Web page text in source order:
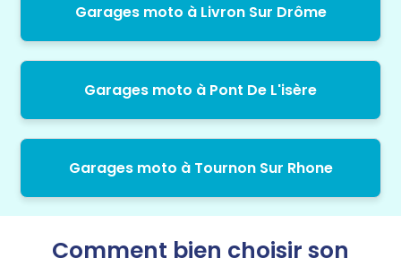
Garages moto à Livron Sur Drôme
Garages moto à Pont De L'isère
Garages moto à Tournon Sur Rhone
Comment bien choisir son